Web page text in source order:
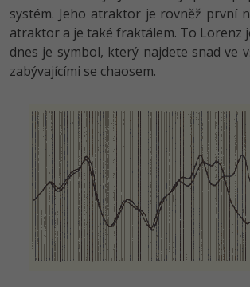
systém. Jeho atraktor je rovněž první
atraktor a je také fraktálem. To Lorenz
dnes je symbol, který najdete snad ve
zabývajícími se chaosem.